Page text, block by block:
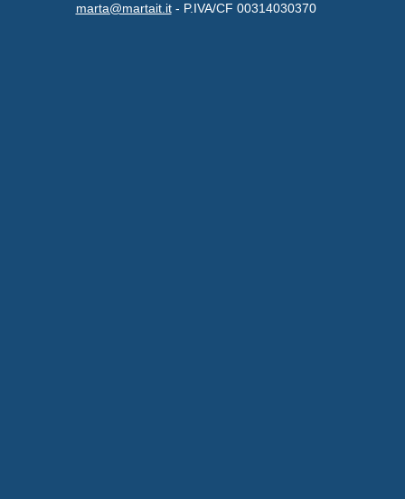
marta@martait.it- P.IVA/CF 00314030370